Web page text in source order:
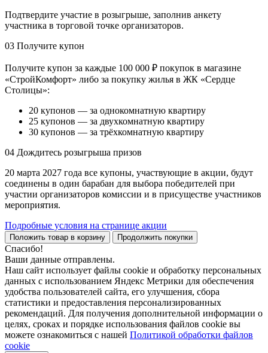
Подтвердите участие в розыгрыше, заполнив анкету
участника в торговой точке организаторов.
03 Получите купон
Получите купон за каждые 100 000 ₽ покупок в магазине
«СтройКомфорт» либо за покупку жилья в ЖК «Сердце
Столицы»:
20 купонов — за однокомнатную квартиру
25 купонов — за двухкомнатную квартиру
30 купонов — за трёхкомнатную квартиру
04 Дождитесь розыгрыша призов
20 марта 2027 года все купоны, участвующие в акции, будут
соединены в один барабан для выбора победителей при
участии организаторов комиссии и в присуществе участников
мероприятия.
Подробные условия на странице акции
Положить товар в корзину Продолжить покупки
Спасибо!
Ваши данные отправлены.
Наш сайт использует файлы cookie и обработку персональных
данных с использованием Яндекс Метрики для обеспечения
удобства пользователей сайта, его улучшения, сбора
статистики и предоставления персонализированных
рекомендаций. Для получения дополнительной информации о
целях, сроках и порядке использования файлов cookie вы
можете ознакомиться с нашей Политикой обработки файлов
cookie